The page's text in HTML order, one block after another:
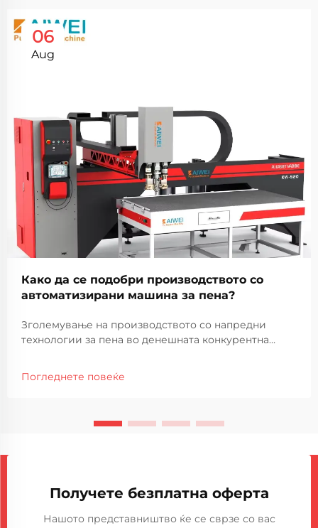
06
Aug
Како да се подобри производството со
автоматизирани машина за пена?
Зголемување на производството со напредни
технологии за пена во денешната конкурентна
ефикасноста на производството и одржување на
високи стандарди на квалитет се од најголемо
Погледнете повеќе
Получете безплатна оферта
Нашото представништво ќе се сврзе со вас